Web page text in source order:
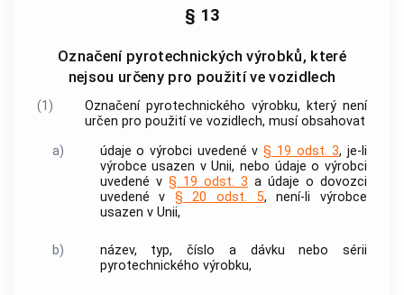
§ 13
Označení pyrotechnických výrobků, které
nejsou určeny pro použití ve vozidlech
(1) Označení pyrotechnického výrobku, který není
určen pro použití ve vozidlech, musí obsahovat
a)
údaje o výrobci uvedené v§ 19 odst. 3, je-li
výrobce usazen v Unii, nebo údaje o výrobci
uvedené v § 19 odst. 3 a údaje odovozci
uvedené v § 20 odst. 5, není-livýrobce
usazen v Unii,
b)
název, typ, číslo a dávku nebo sérii
pyrotechnického výrobku,